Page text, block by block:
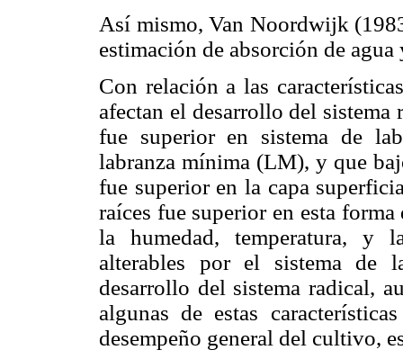
Así mismo, Van Noordwijk
estimación de absorción de
Con relación a las
afectan el desarrollo del
fue superior en sistema de
labranza mínima (LM), y que
fue superior en la capa
raíces fue superior en esta
la humedad, temperatura, y
alterables por el sistema de
desarrollo del sistema radical,
algunas de estas
desempeño general del cultivo,